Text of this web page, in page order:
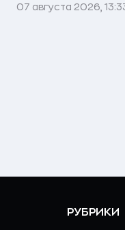
07 августа 2026,
РУБРИКИ